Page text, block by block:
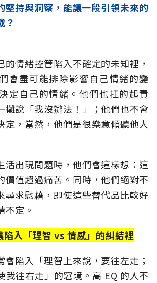
堅持與洞察，能讓一段引領未來的
？
的情緒控管陷入不確定的未知裡，
會盡可能排除影響自己情緒的變
定自己的情緒。他們也扛的起責
攤說「我沒辦法！」；他們也不會
定，當然，他們是很樂意傾聽他人
活出現問題時，他們會這樣想：這
價值超過痛苦。同時，他們絕對不
尋求慰藉，即使這些替代品比較好
不定。
入「理智 vs 情感」的糾結裡
會陷入「理智上來說，要往左走；
我往右走」的窘境。高 EQ 的人不